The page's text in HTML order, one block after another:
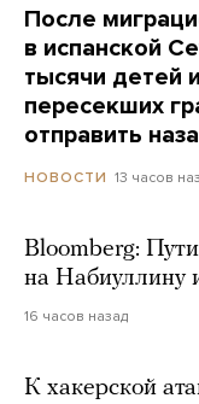
После
в испанской
тысячи детей
пересекших
отправить
НОВОСТИ 13 часов
Bloomberg:
на Набиуллину
16 часов назад
К хакерской